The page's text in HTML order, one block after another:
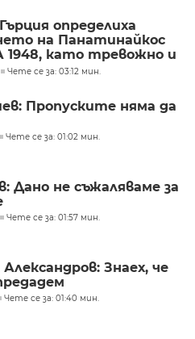
определиха
на Панатинайкос
1948, като тревожно и
ниво
Чете се за: 03:12 мин.
Пропуските няма да
Чете се за: 01:02 мин.
Дано не съжаляваме за
Чете се за: 01:57 мин.
Знаех, че
Чете се за: 01:40 мин.